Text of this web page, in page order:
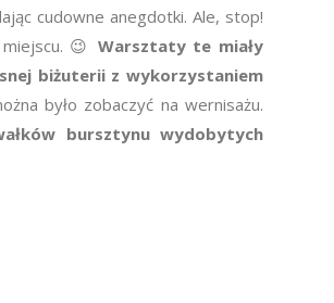
cudowne anegdotki. Ale, stop!
😉 Warsztaty te miały
biżuterii z wykorzystaniem
było zobaczyć na wernisażu.
łków bursztynu wydobytych